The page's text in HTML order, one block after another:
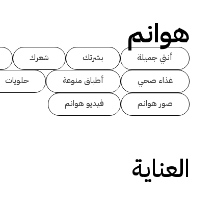
هوانم
أنتي جميلة بشرتك شعرك
غذاء صحي
أطباق منوعة حلويات
صور هوانم
فيديو هوانم
العناية